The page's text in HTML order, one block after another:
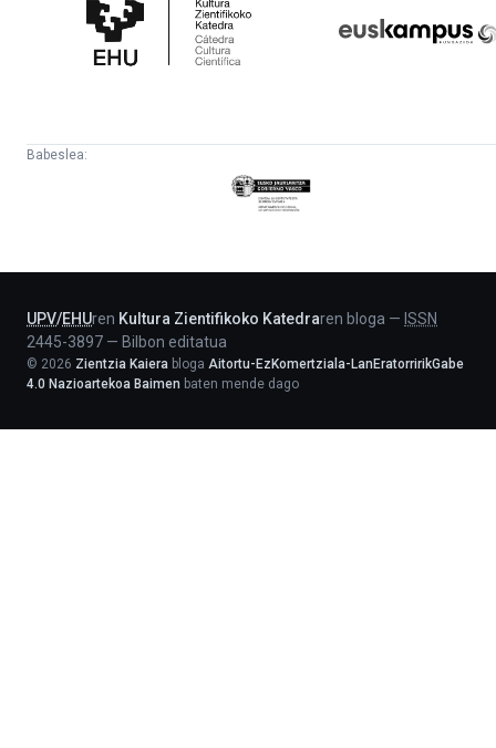
Katedra
Babeslea:
Eusko
Jaurlaritza
UPV/EHUren Kultura Zientifikoko Katedraren bloga — ISSN
2445-3897 — Bilbon editatua
© 2026 Zientzia Kaiera bloga Aitortu-EzKomertziala-LanEratorririkGabe
4.0 Nazioartekoa Baimen baten mende dago